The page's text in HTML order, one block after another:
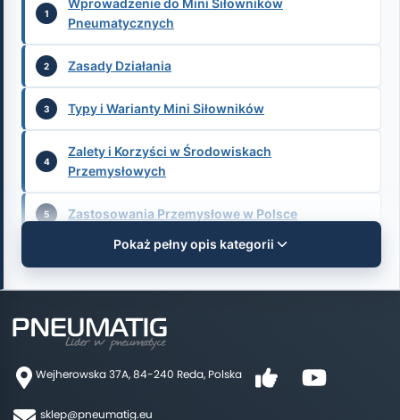
Pneumatycznych
Zasady Działania
Typy i Warianty Mini Siłowników
Zalety i Korzyści w Środowiskach
Przemysłowych
Zastosowania Przemysłowe w Polsce
Kryteria Doboru: Jak Wybrać Odpowiedni Mini
Instalacja i Montaż
Pokaż pełny opis kategorii
Wejherowska 37A, 84-240 Reda, Polska
sklep@pneumatig.eu